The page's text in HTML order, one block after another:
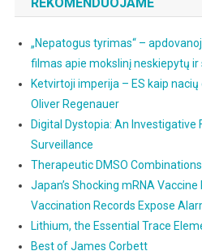
„Nepatogus tyrimas“ –
filmas apie mokslinį neskiepytų
Ketvirtoji imperija – ES kaip
Oliver Regenauer
Digital Dystopia: An Investigative
Surveillance
Therapeutic DMSO
Japan’s Shocking mRNA
Vaccination Records Expose
Lithium, the Essential Trace
Best of James Corbett